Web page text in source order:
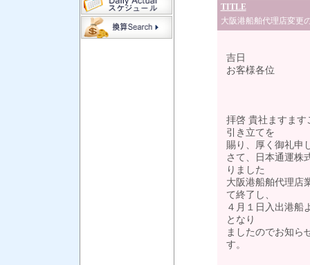
TITLE
大阪港船舶代理店変更
吉日
お客様各位
拝啓 貴社ますます
引き立てを
賜り、厚く御礼申
さて、日本通運株
りました
大阪港船舶代理店
て終了し、
４月１日入出港船
となり
ましたのでお知ら
す